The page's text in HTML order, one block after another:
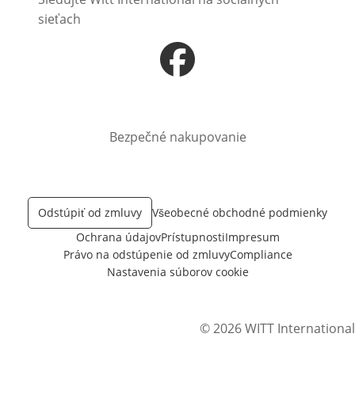
sieťach
Otvorí sa vnovom okne
Bezpečné nakupovanie
Odstúpiť od zmluvy
Všeobecné obchodné podmienky
Ochrana údajovPrístupnostiImpresum
Právo na odstúpenie od zmluvyCompliance
Nastavenia súborov cookie
© 2026 WITT International